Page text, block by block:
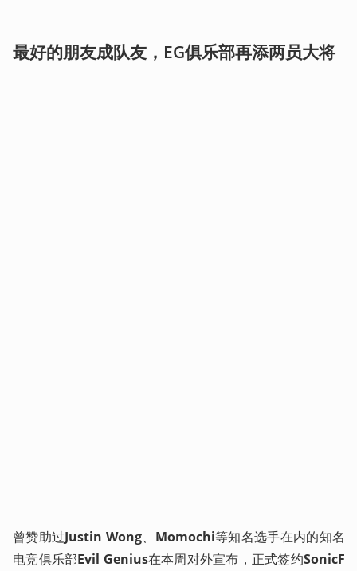
最好的朋友成队友，EG俱乐部再添两员大将
曾赞助过Justin Wong、 Momochi等知名选手在内的知名
电竞俱乐部Evil Genius在本周对外宣布，正式签约SonicF